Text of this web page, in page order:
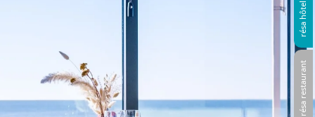
résa restaurant
résa hôtel